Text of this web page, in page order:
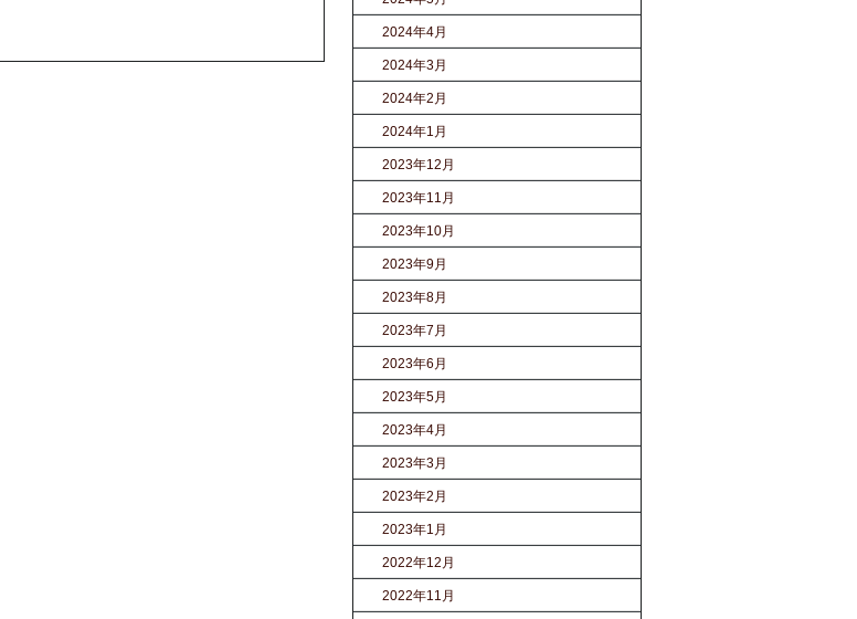
2024年4月
2024年3月
2024年2月
2024年1月
2023年12月
2023年11月
2023年10月
2023年9月
2023年8月
2023年7月
2023年6月
2023年5月
2023年4月
2023年3月
2023年2月
2023年1月
2022年12月
2022年11月